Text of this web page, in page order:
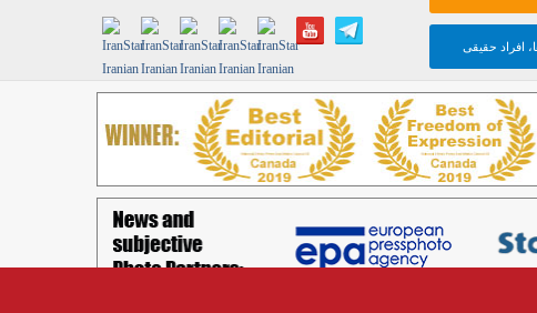
افراد حقیقی